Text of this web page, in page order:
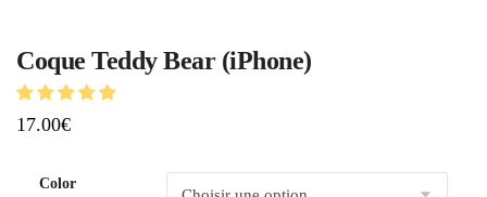
Coque Teddy Bear (iPhone)
17.00€
Color